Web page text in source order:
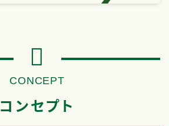
CONCEPT
コンセプト